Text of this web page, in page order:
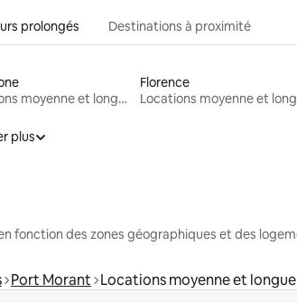
prolongés Destinations à proximité
Locations moyenne et longue durée
Florence
plus
fonction des zones géographiques et des
Port Morant Locations moyenne et